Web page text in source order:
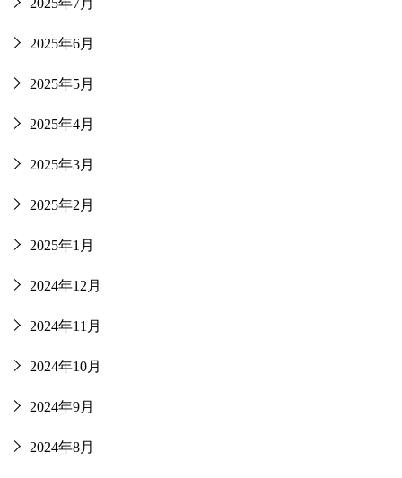
2025年6月
2025年5月
2025年4月
2025年3月
2025年2月
2025年1月
2024年12月
2024年11月
2024年10月
2024年9月
2024年8月